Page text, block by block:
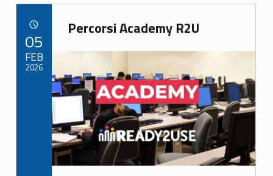
b
o
o
k
d
o
n
l e
Link identifier archive #link-archive-77273
Percorsi Academy R2U
Link identifier archive #link-archive-thumb-soap-31625
05
FEB
2026